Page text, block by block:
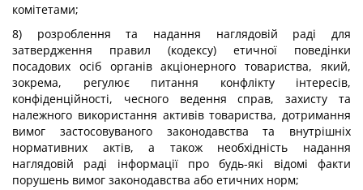
комітетами;
8) розроблення та надання наглядовій раді для
затвердження правил (кодексу) етичної поведінки
посадових осіб органів акціонерного товариства, який,
зокрема, регулює питання конфлікту інтересів,
конфіденційності, чесного ведення справ, захисту та
належного використання активів товариства, дотримання
вимог застосовуваного законодавства та внутрішніх
нормативних актів, а також необхідність надання
наглядовій раді інформації про будь-які відомі факти
порушень вимог законодавства або етичних норм;